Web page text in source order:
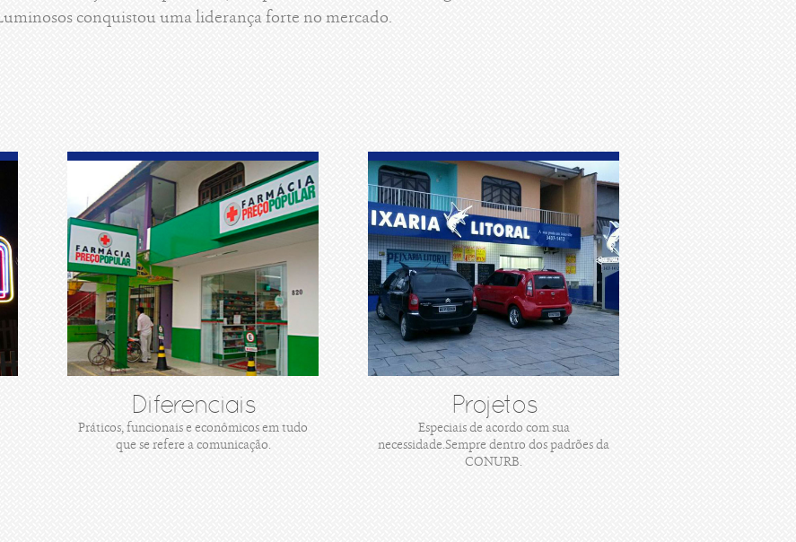
conquistou uma liderança forte no mercado.
Diferenciais
Práticos, funcionais e econômicos em tudo
que se refere a comunicação.
Projetos
Especiais de acordo com sua
necessidade.Sempre dentro dos padrões da
CONURB.